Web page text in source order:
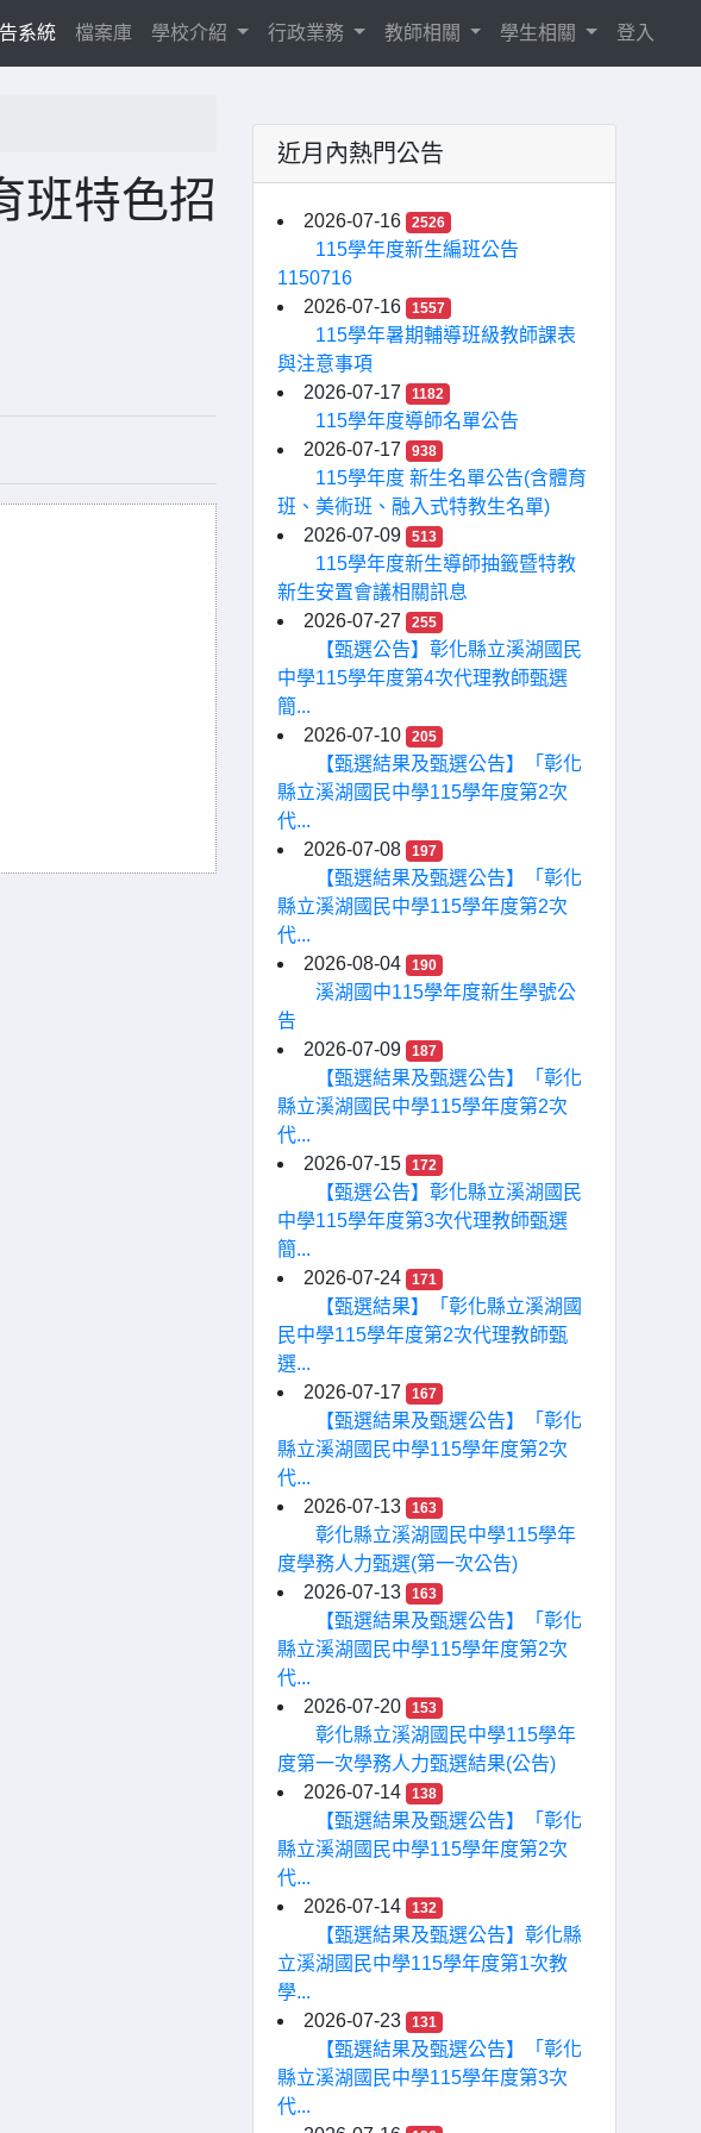
系統 檔案庫 學校介紹 行政業務 教師相關 學生相關 登入
班特色招
近月內熱門公告
2026-07-16 2526
115學年度新生編班公告
1150716
2026-07-16
1557
115學年暑期輔導班級教師課表
與注意事項
2026-07-17
1182
115學年度導師名單公告
2026-07-17
938
115學年度 新生名單公告(含體育
班、美術班、融入式特教生名單)
2026-07-09
513
115學年度新生導師抽籤暨特教
新生安置會議相關訊息
2026-07-27
255
【甄選公告】彰化縣立溪湖國民
中學115學年度第4次代理教師甄選
簡...
2026-07-10
205
【甄選結果及甄選公告】「彰化
縣立溪湖國民中學115學年度第2次
代...
2026-07-08
197
【甄選結果及甄選公告】「彰化
縣立溪湖國民中學115學年度第2次
代...
2026-08-04
190
溪湖國中115學年度新生學號公
告
2026-07-09
187
【甄選結果及甄選公告】「彰化
縣立溪湖國民中學115學年度第2次
代...
2026-07-15
172
【甄選公告】彰化縣立溪湖國民
中學115學年度第3次代理教師甄選
簡...
2026-07-24
171
【甄選結果】「彰化縣立溪湖國
民中學115學年度第2次代理教師甄
選...
2026-07-17
167
【甄選結果及甄選公告】「彰化
縣立溪湖國民中學115學年度第2次
代...
2026-07-13
163
彰化縣立溪湖國民中學115學年
度學務人力甄選(第一次公告)
2026-07-13
163
【甄選結果及甄選公告】「彰化
縣立溪湖國民中學115學年度第2次
代...
2026-07-20
153
彰化縣立溪湖國民中學115學年
度第一次學務人力甄選結果(公告)
2026-07-14
138
【甄選結果及甄選公告】「彰化
縣立溪湖國民中學115學年度第2次
代...
2026-07-14
132
【甄選結果及甄選公告】彰化縣
立溪湖國民中學115學年度第1次教
學...
2026-07-23
131
【甄選結果及甄選公告】「彰化
縣立溪湖國民中學115學年度第3次
代...